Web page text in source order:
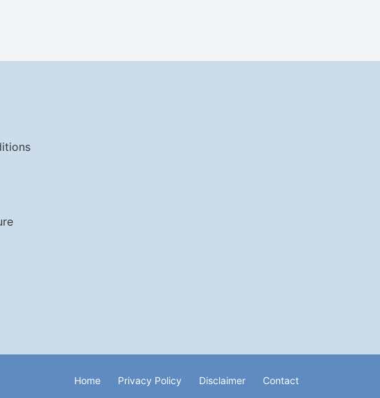
Home Privacy Policy Disclaimer Contact